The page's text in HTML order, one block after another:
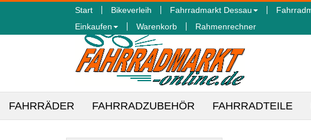
Start Bikeverleih Fahrradmarkt Dessau
Einkaufen
Warenkorb Rahmenrechner
FAHRRÄDER FAHRRADZUBEHÖR FAHRRADTEILE